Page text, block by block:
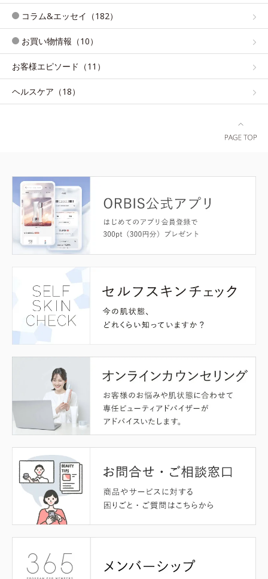
コラム&エッセイ（182）
お買い物情報（10）
お客様エピソード（11）
ヘルスケア（18）